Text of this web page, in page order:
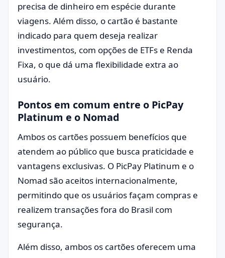
precisa de dinheiro em espécie durante
viagens. Além disso, o cartão é bastante
indicado para quem deseja realizar
investimentos, com opções de ETFs e Renda
Fixa, o que dá uma flexibilidade extra ao
usuário.
Pontos em comum entre o PicPay
Platinum e o Nomad
Ambos os cartões possuem benefícios que
atendem ao público que busca praticidade e
vantagens exclusivas. O PicPay Platinum e o
Nomad são aceitos internacionalmente,
permitindo que os usuários façam compras e
realizem transações fora do Brasil com
segurança.
Além disso, ambos os cartões oferecem uma